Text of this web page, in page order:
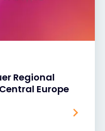
Regional
Europe